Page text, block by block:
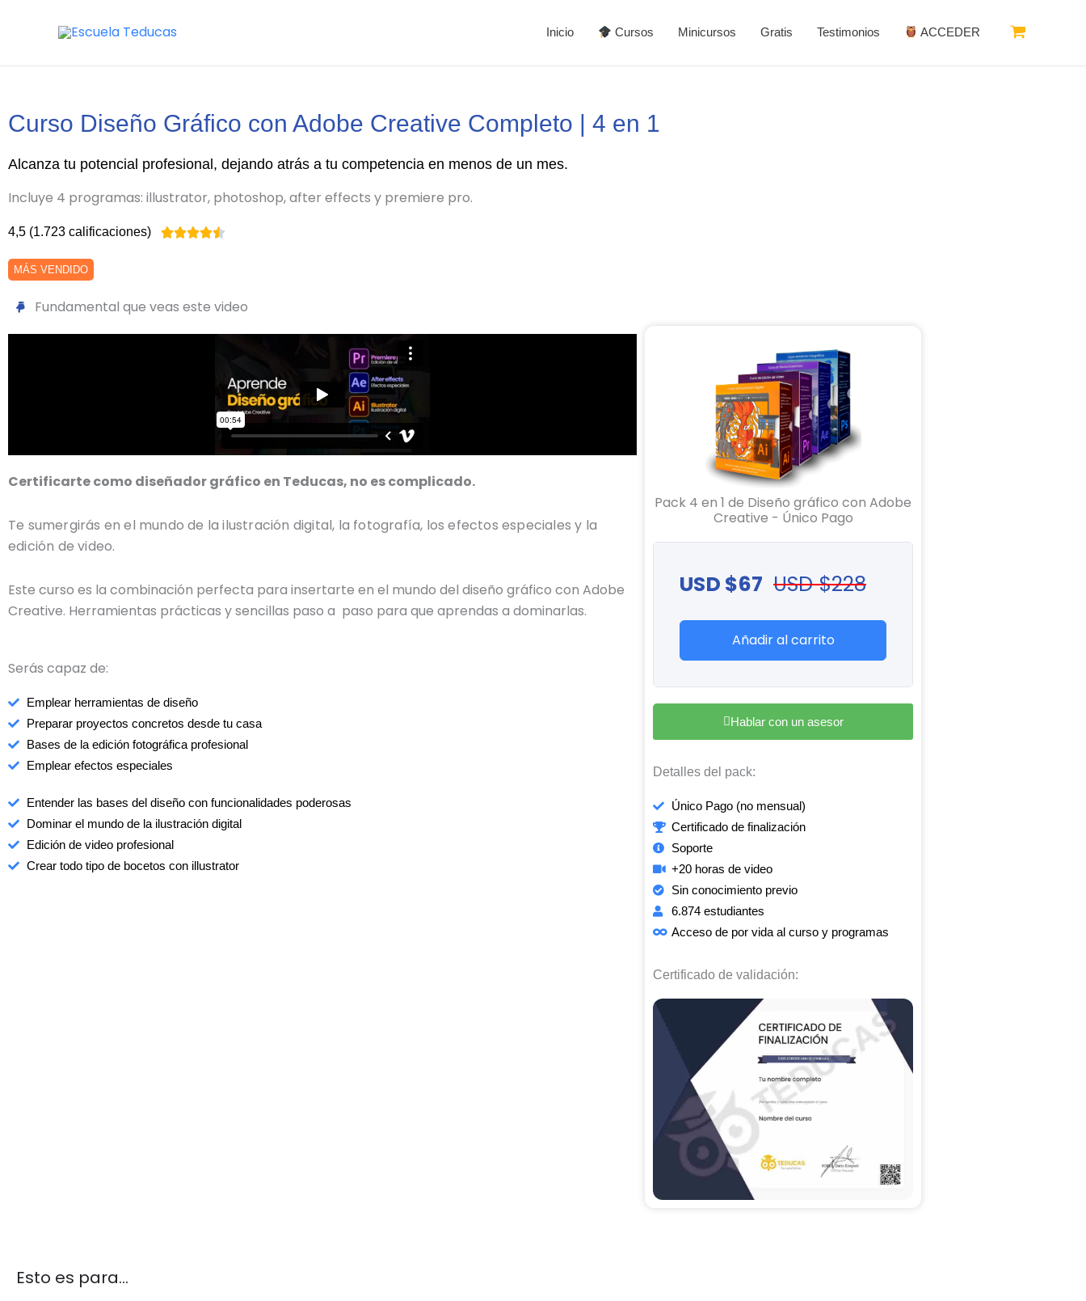
Inicio Cursos Minicursos Gratis Testimonios ACCEDER
Curso Diseño Gráfico con Adobe Creative Completo | 4 en 1
Alcanza tu potencial profesional, dejando atrás a tu competencia en menos de un mes.
Incluye 4 programas: illustrator, photoshop, after effects y premiere pro.
4,5 (1.723 calificaciones) 
5
MÁS VENDIDO
Fundamental que veas este video
Certificarte como diseñador gráfico en Teducas, no es complicado.
Te sumergirás en el mundo de la ilustración digital, la fotografía, los efectos especiales y la
edición de video.
Este curso es la combinación perfecta para insertarte en el mundo del diseño gráfico con Adobe
Creative. Herramientas prácticas y sencillas paso a paso para que aprendas a dominarlas.
Serás capaz de:
Emplear herramientas de diseño
Preparar proyectos concretos desde tu casa
Bases de la edición fotográfica profesional
Emplear efectos especiales
Entender las bases del diseño con funcionalidades poderosas
Dominar el mundo de la ilustración digital
Edición de video profesional
Crear todo tipo de bocetos con illustrator
Pack 4 en 1 de Diseño gráfico con Adobe
Creative - Único Pago
USD $67 USD $228
Añadir al carrito
Hablar con un asesor
Detalles del pack:
Único Pago (no mensual)
Certificado de finalización
Soporte
+20 horas de video
Sin conocimiento previo
6.874 estudiantes
Acceso de por vida al curso y programas
Certificado de validación:
Esto es para...